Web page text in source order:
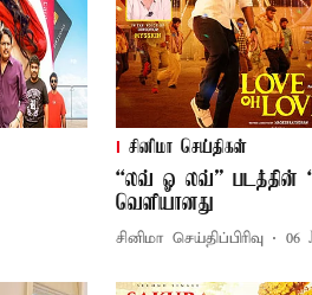
சினிமா செய்திகள்
“லவ் ஓ லவ்” படத்தின்
வெளியானது
சினிமா செய்திப்பிரிவு 06